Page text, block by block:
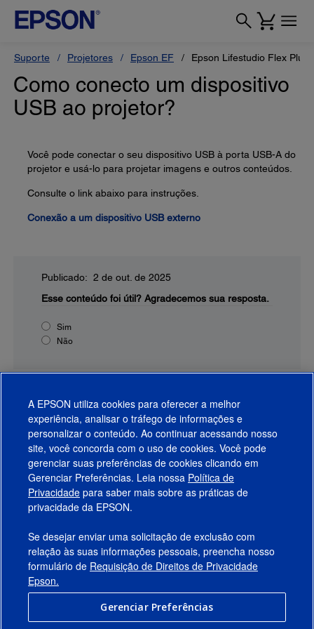
Suporte Projetores Epson EF Epson Lifestudio Flex Plus
Como conecto um dispositivo
USB ao projetor?
Você pode conectar o seu dispositivo USB à porta USB-A do
projetor e usá-lo para projetar imagens e outros conteúdos.
Consulte o link abaixo para instruções.
Conexão a um dispositivo USB externo
Publicado: 2 de out. de 2025
Esse conteúdo foi útil? Agradecemos sua resposta.
Sim
Não
Produtos
Suporte
Links Sugeridos
Empresa
Conecte-se com a Epson
A EPSON utiliza cookies para oferecer a melhor
experiência, analisar o tráfego de informações e
personalizar o conteúdo. Ao continuar acessando nosso
site, você concorda com o uso de cookies. Você pode
gerenciar suas preferências de cookies clicando em
Gerenciar Preferências. Leia nossa Política de
Privacidade para saber mais sobre as práticas de
privacidade da EPSON.
Se desejar enviar uma solicitação de exclusão com
relação às suas informações pessoais, preencha nosso
formulário de Requisição de Direitos de Privacidade
Epson.
Gerenciar Preferências